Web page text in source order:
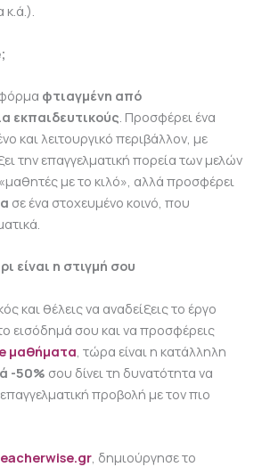
κ.ά.).
φτιαγμένη από
εκπαιδευτικούς . Προσφέρει ένα
και λειτουργικό περιβάλλον, με
την επαγγελματική πορεία των μελών
με το κιλό», αλλά προσφέρει
σε ένα στοχευμένο κοινό, που
είναι η στιγμή σου
και θέλεις να αναδείξεις το έργο
εισόδημά σου και να προσφέρεις
μαθήματα , τώρα είναι η κατάλληλη
-50% σου δίνει τη δυνατότητα να
προβολή με τον πιο
, δημιούργησε το